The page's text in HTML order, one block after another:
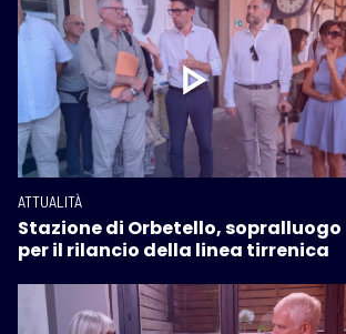
ATTUALITÀ
Stazione di Orbetello, sopralluogo
per il rilancio della linea tirrenica